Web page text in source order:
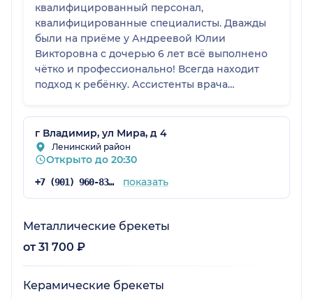
квалифицированный персонал,
квалифицированные специалисты. Дважды
были на приёме у Андреевой Юлии
Викторовна с дочерью 6 лет всё выполнено
чётко и профессионально! Всегда находит
подход к ребёнку. Ассистенты врача
труд.
г Владимир, ул Мира, д 4
Ленинский район
Открыто до 20:30
+7 (901) 960-83-57 показать
Металлические брекеты
от 31 700 ₽
Керамические брекеты